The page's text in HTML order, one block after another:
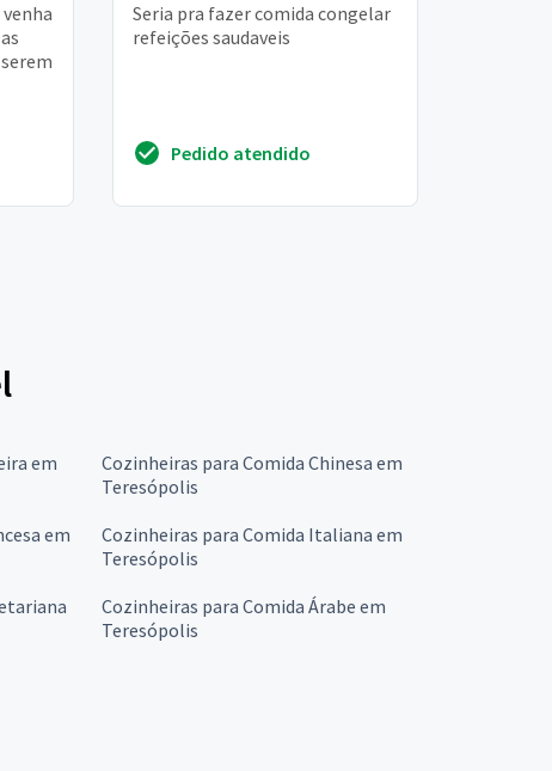
Seria pra fazer comida congelar
refeições saudaveis
Pedido atendido
em
Cozinheiras para Comida Chinesa em
Teresópolis
em
Cozinheiras para Comida Italiana em
Teresópolis
Cozinheiras para Comida Árabe em
Teresópolis